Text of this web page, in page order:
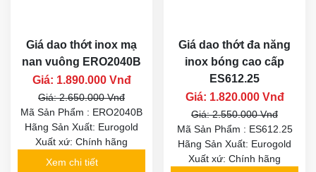
Giá dao thớt inox mạ
nan vuông ERO2040B
Giá: 1.890.000 Vnđ
Giá: 2.650.000 Vnđ
Mã Sản Phẩm : ERO2040B
Hãng Sản Xuất: Eurogold
Xuất xứ: Chính hãng
Xem chi tiết
Giá dao thớt đa năng
inox bóng cao cấp
ES612.25
Giá: 1.820.000 Vnđ
Giá: 2.550.000 Vnđ
Mã Sản Phẩm : ES612.25
Hãng Sản Xuất: Eurogold
Xuất xứ: Chính hãng